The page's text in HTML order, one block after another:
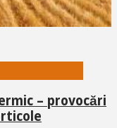
– provocări